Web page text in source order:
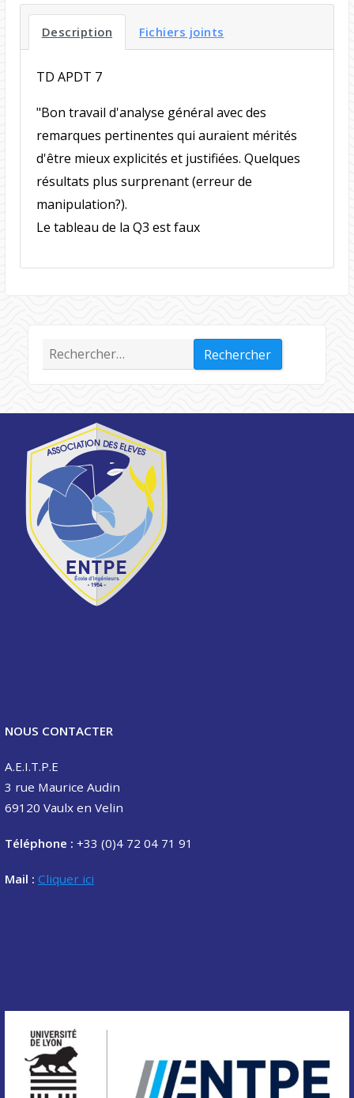
Description Fichiers joints
TD APDT 7
"Bon travail d'analyse général avec des
remarques pertinentes qui auraient mérités
d'être mieux explicités et justifiées. Quelques
résultats plus surprenant (erreur de
manipulation?).
Le tableau de la Q3 est faux
Rechercher :
NOUS CONTACTER
A.E.I.T.P.E
3 rue Maurice Audin
69120 Vaulx en Velin
Téléphone : +33 (0)4 72 04 71 91
Mail : Cliquer ici